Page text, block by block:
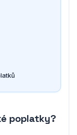
poplatky?